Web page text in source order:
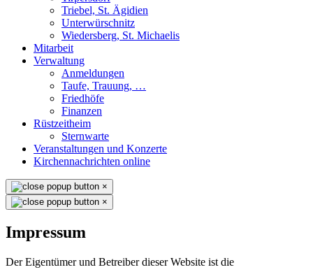
Triebel, St. Ägidien
Unterwürschnitz
Wiedersberg, St. Michaelis
Mitarbeit
Verwaltung
Anmeldungen
Taufe, Trauung, …
Friedhöfe
Finanzen
Rüstzeitheim
Sternwarte
Veranstaltungen und Konzerte
Kirchennachrichten online
×
×
Impressum
Der Eigentümer und Betreiber dieser Website ist die